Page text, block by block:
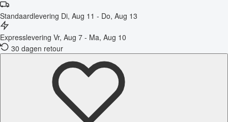
Standaardlevering Di, Aug 11 - Do, Aug 13
Expresslevering Vr, Aug 7 - Ma, Aug 10
30 dagen retour